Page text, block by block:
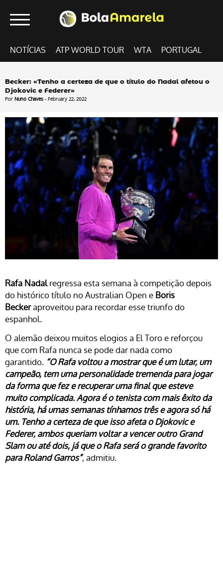
NOTÍCIAS ATP WORLD TOUR WTA PORTUGAL
Becker: «Tenho a certeza de que o título do Nadal afetou o
Djokovic e Federer»
Por Nuno Chaves - February 22, 2022
Rafa Nadalregressa esta semana à competição depois
do histórico título no Australian Open e Boris
Beckeraproveitou para recordar esse triunfo do
espanhol.
O alemão deixou muitos elogios a El Toro e reforçou
que com Rafa nunca se pode dar nada como
garantido. “O Rafa voltou a mostrar que é um lutar, um
campeão, tem uma personalidade tremenda para jogar
da forma que fez e recuperar uma final que esteve
muito complicada. Agora é o tenista com mais êxito da
história, há umas semanas tínhamos três e agora só há
um. Tenho a certeza de que isso afeta o Djokovic e
Federer, ambos queriam voltar a vencer outro Grand
Slam ou até dois, já que o Rafa será o grande favorito
para Roland Garros”, admitiu.